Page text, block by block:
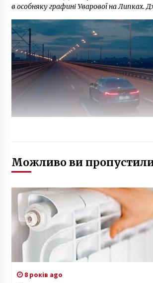
в особняку графині Уварової на Липках.
Можливо ви
8 років ago